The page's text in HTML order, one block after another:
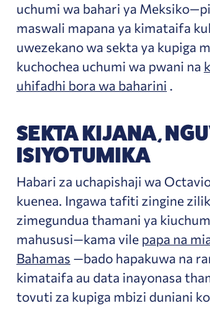
uchumi wa bahari ya
maswali mapana ya kimataifa
uwezekano wa sekta ya kupiga
kuchochea uchumi wa pwani na
uhifadhi bora wa baharini .
SEKTA KIJANA,
ISIYOTUMIKA
Habari za uchapishaji wa
kuenea. Ingawa tafiti zingine
zimegundua thamani ya
mahususi—kama vile papa na
Bahamas —bado hapakuwa na
kimataifa au data inayonasa
tovuti za kupiga mbizi duniani